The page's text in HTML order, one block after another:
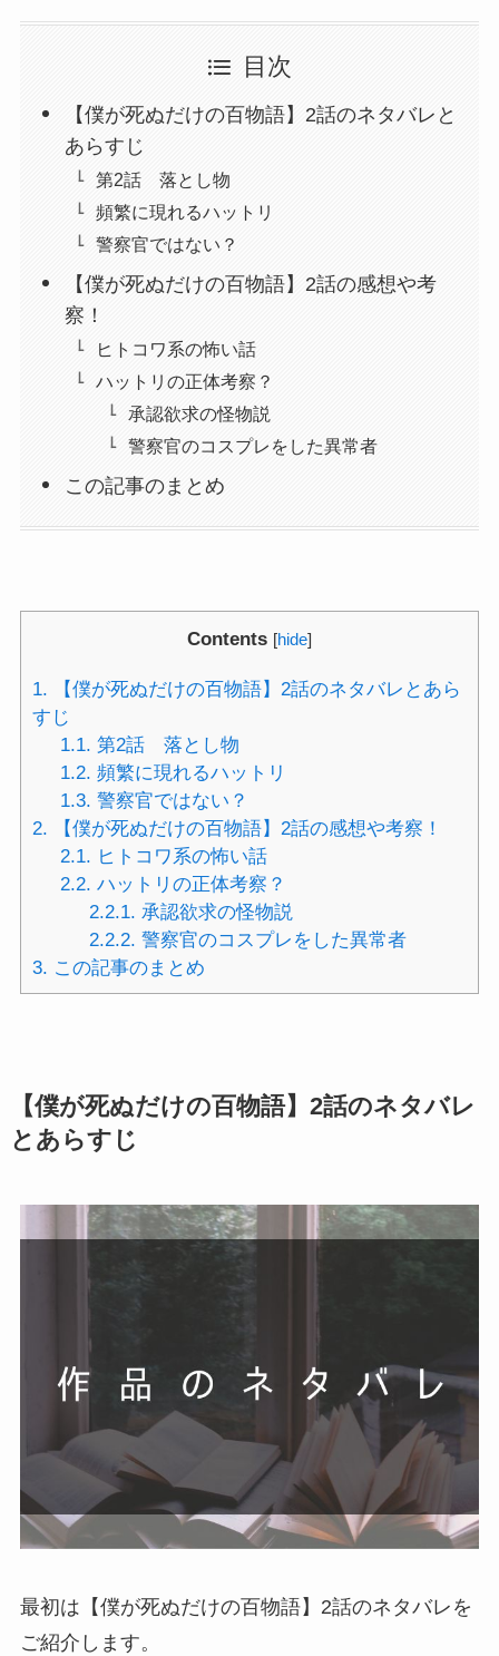
目次
【僕が死ぬだけの百物語】2話のネタバレと
あらすじ
第2話 落とし物
頻繁に現れるハットリ
警察官ではない？
【僕が死ぬだけの百物語】2話の感想や考
察！
ヒトコワ系の怖い話
ハットリの正体考察？
承認欲求の怪物説
警察官のコスプレをした異常者
この記事のまとめ
Contents [hide]
1. 【僕が死ぬだけの百物語】2話のネタバレとあら
すじ
1.1. 第2話 落とし物
1.2. 頻繁に現れるハットリ
1.3. 警察官ではない？
2. 【僕が死ぬだけの百物語】2話の感想や考察！
2.1. ヒトコワ系の怖い話
2.2. ハットリの正体考察？
2.2.1. 承認欲求の怪物説
2.2.2. 警察官のコスプレをした異常者
3. この記事のまとめ
【僕が死ぬだけの百物語】2話のネタバレ
とあらすじ
最初は【僕が死ぬだけの百物語】2話のネタバレを
ご紹介します。